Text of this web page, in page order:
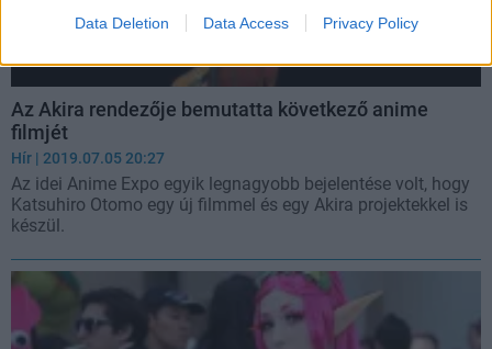
Data Deletion Data Access Privacy Policy
Az Akira rendezője bemutatta következő anime
filmjét
Hír | 2019.07.05 20:27
Az idei Anime Expo egyik legnagyobb bejelentése volt, hogy
Katsuhiro Otomo egy új filmmel és egy Akira projektekkel is
készül.